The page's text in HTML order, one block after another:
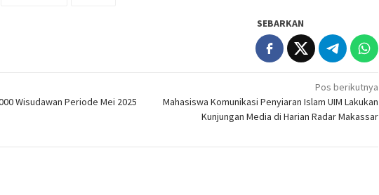
SEBARKAN
Wisudawan Periode Mei 2025
Pos berikutnya
Mahasiswa Komunikasi Penyiaran Islam UIM Lakukan
Kunjungan Media di Harian Radar Makassar